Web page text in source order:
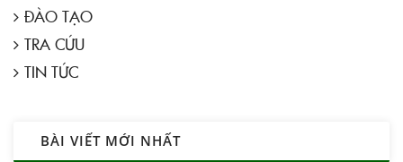
ĐÀO TẠO
TRA CỨU
TIN TỨC
BÀI VIẾT MỚI NHẤT